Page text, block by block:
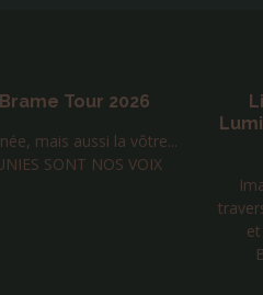
Force et
Huguelit